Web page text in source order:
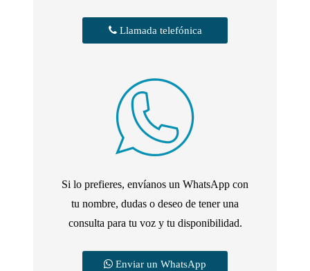
Llamada telefónica
Si lo prefieres, envíanos un WhatsApp con
tu nombre, dudas o deseo de tener una
consulta para tu voz y tu disponibilidad.
Enviar un WhatsApp